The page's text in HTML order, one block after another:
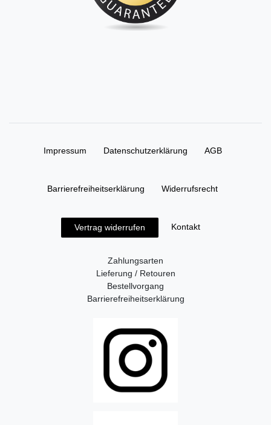
Impressum Daten­schutz­erklärung AGB
Barrierefreiheitserklärung Widerrufs­recht
Vertrag widerrufen Kontakt
Zahlungsarten
Lieferung / Retouren
Bestellvorgang
Barrierefreiheitserklärung